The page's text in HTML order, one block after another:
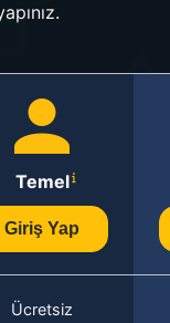
Temel
Giriş Yap
Ücretsiz